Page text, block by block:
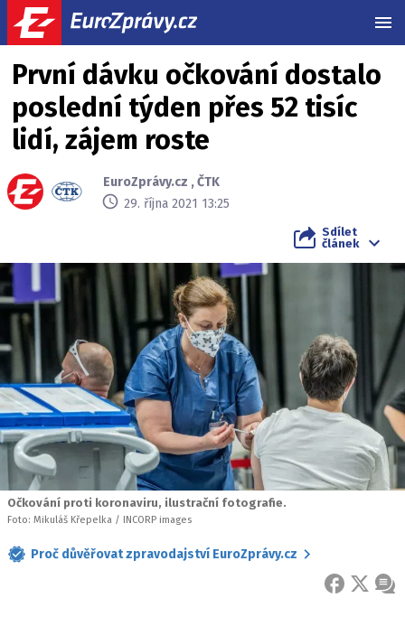
První dávku očkování dostalo
poslední týden přes 52 tisíc
lidí, zájem roste
EuroZprávy.cz ,ČTK
29. října 2021 13:25
Sdílet
článek
Očkování proti koronaviru, ilustrační fotografie.
Foto: Mikuláš Křepelka / INCORP images
Proč důvěřovat zpravodajství EuroZprávy.cz
FACEBOOK
X